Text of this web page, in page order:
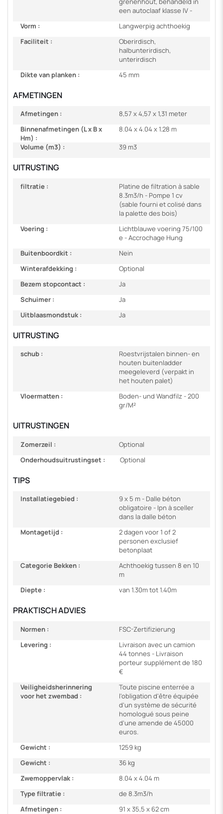
een autoclaaf klasse IV -
Vorm :
Langwerpig achthoekig
Faciliteit :
Oberirdisch,
halbunterirdisch,
unterirdisch
Dikte van planken :
45 mm
AFMETINGEN
Afmetingen :
8,57 x 4,57 x 1,31 meter
Binnenafmetingen (L x B x
Hm) :
8.04 x 4.04 x 1.28 m
Volume (m3) :
39 m3
UITRUSTING
filtratie :
Platine de filtration à sable
8.3m3/h - Pompe 1 cv
(sable fourni et colisé dans
la palette des bois)
Voering :
Lichtblauwe voering 75/100
e - Accrochage Hung
Buitenboordkit :
Nein
Winterafdekking :
Optional
Bezem stopcontact :
Ja
Schuimer :
Ja
Uitblaasmondstuk :
Ja
UITRUSTING
schub :
Roestvrijstalen binnen- en
houten buitenladder
meegeleverd (verpakt in
het houten palet)
Vloermatten :
Boden- und Wandfilz - 200
gr/M²
UITRUSTINGEN
Zomerzeil :
Optional
Onderhoudsuitrustingset :
Optional
TIPS
Installatiegebied :
9 x 5 m - Dalle béton
obligatoire - Ipn à sceller
dans la dalle béton
Montagetijd :
2 dagen voor 1 of 2
personen exclusief
betonplaat
Categorie Bekken :
Achthoekig tussen 8 en 10
m
Diepte :
van 1.30m tot 1.40m
PRAKTISCH ADVIES
Normen :
FSC-Zertifizierung
Levering :
Livraison avec un camion
44 tonnes - Livraison
porteur supplément de 180
€
Veiligheidsherinnering
voor het zwembad :
Toute piscine enterrée a
l'obligation d'être équipée
d'un système de sécurité
homologué sous peine
d'une amende de 45000
euros.
Gewicht :
1259 kg
Gewicht :
36 kg
Zwemoppervlak :
8.04 x 4.04 m
Type filtratie :
de 8.3m3/h
Afmetingen :
91 x 35,5 x 62 cm